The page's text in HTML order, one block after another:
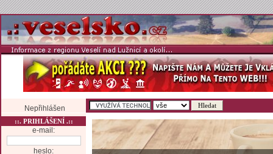
Nepřihlášen
::. PRIHLÁŠENÍ .::
e-mail:
heslo: